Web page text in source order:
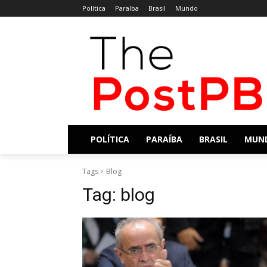
Política Paraíba Brasil Mundo
POLÍTICA PARAÍBA BRASIL
Tags Blog
Tag: blog